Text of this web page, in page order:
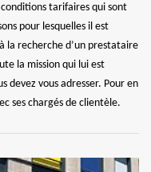
tarifaires qui sont
pour lesquelles il est
la recherche d’un prestataire
la mission qui lui est
devez vous adresser. Pour en
ses chargés de clientèle.